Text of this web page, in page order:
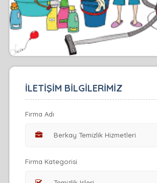
İLETİŞİM BİLGİLERİMİZ
Firma Adı
Firma Kategorisi